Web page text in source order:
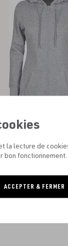
YOUR BRAND -
la lecture de
bon fonctionnement.
ACCEPTER & FERMER